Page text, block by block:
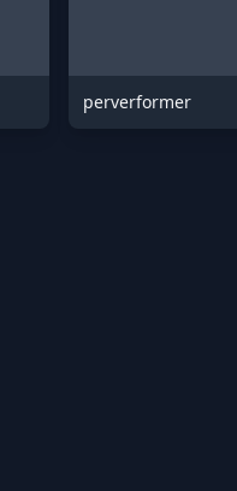
perverformer